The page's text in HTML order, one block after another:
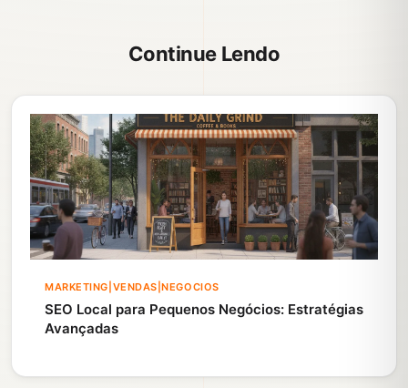
Continue Lendo
MARKETING|VENDAS|NEGOCIOS
SEO Local para Pequenos Negócios: Estratégias
Avançadas